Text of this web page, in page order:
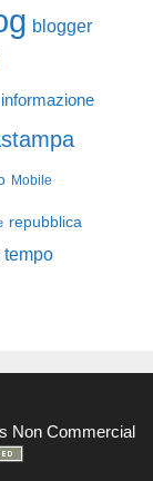
blogger
informazione
Mobile
repubblica
tempo
Non Commercial